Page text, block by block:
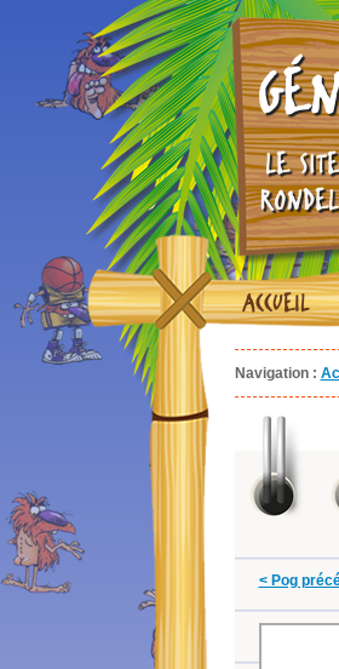
LE
ACCUEIL
Navigation :
< Pog